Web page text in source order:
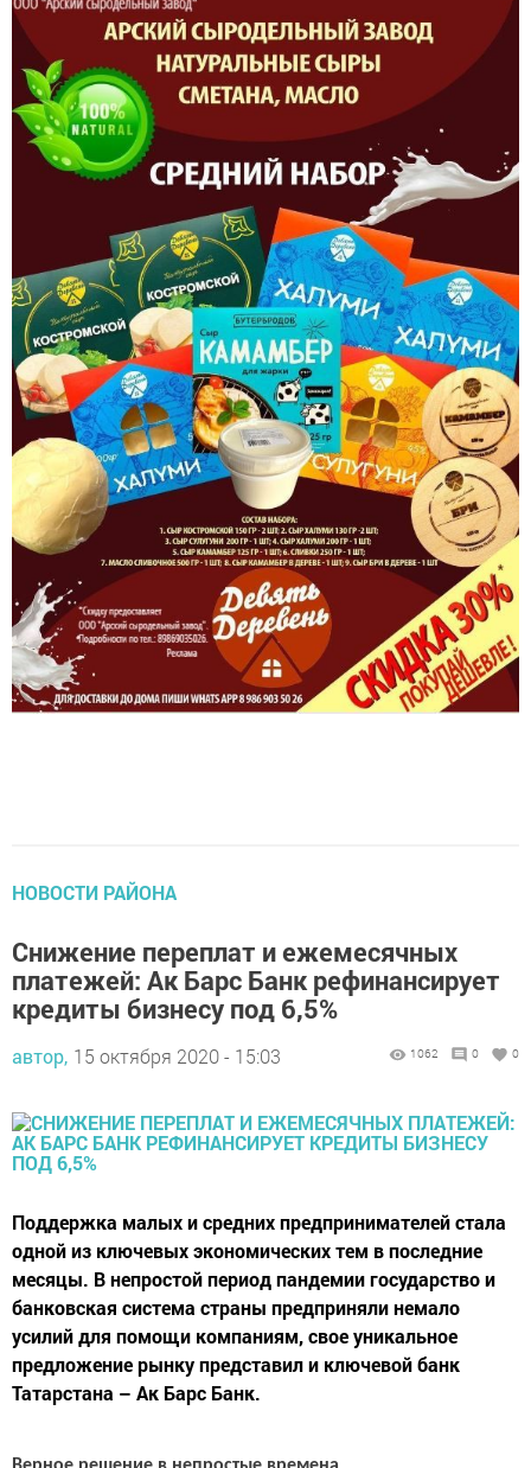
НОВОСТИ РАЙОНА
Снижение переплат и ежемесячных
платежей: Ак Барс Банк рефинансирует
кредиты бизнесу под 6,5%
автор, 15 октября 2020 - 15:03 1062 0 0
Поддержка малых и средних предпринимателей стала
одной из ключевых экономических тем в последние
месяцы. В непростой период пандемии государство и
банковская система страны предприняли немало
усилий для помощи компаниям, свое уникальное
предложение рынку представил и ключевой банк
Татарстана – Ак Барс Банк.